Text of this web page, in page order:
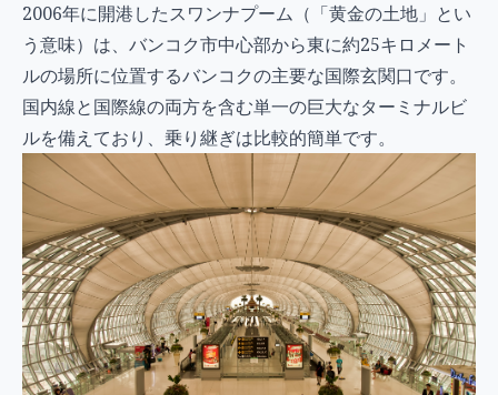
2006年に開港したスワンナプーム（「黄金の土地」とい
う意味）は、バンコク市中心部から東に約25キロメート
ルの場所に位置するバンコクの主要な国際玄関口です。
国内線と国際線の両方を含む単一の巨大なターミナルビ
ルを備えており、乗り継ぎは比較的簡単です。